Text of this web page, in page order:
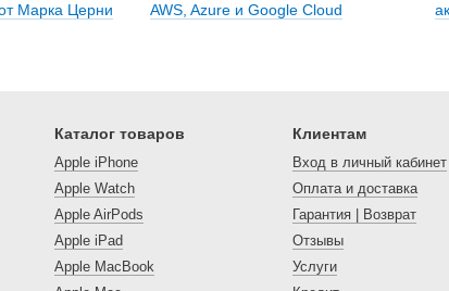
Марка Церни
AWS, Azure и Google Cloud
Каталог товаров
Apple iPhone
Apple Watch
Apple AirPods
Apple iPad
Apple MacBook
Клиентам
Вход в личный кабинет
Оплата и доставка
Гарантия | Возврат
Отзывы
Услуги